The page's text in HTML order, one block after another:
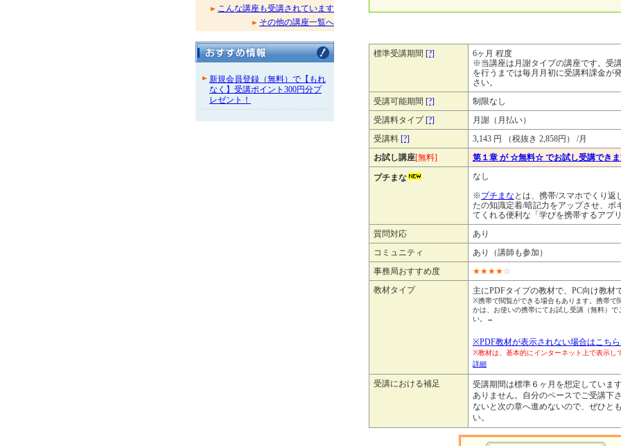
こんな講座も受講されています
その他の講座一覧へ
新規会員登録（無料）で【もれ
なく】受講ポイント300円分プ
レゼント！
標準受講期間 [?]
6ヶ月 程度
※当講座は月謝タイプの講座です。受
を行うまでは毎月月初に受講料課金が
さい。
受講可能期間 [?]
制限なし
受講料タイプ[?]
月謝（月払い）
受講料 [?]
3,143 円 （税抜き 2,858円） /月
お試し講座[無料] 第１章 が ☆無料☆ でお試し受講でき
プチまな
なし
※プチまな とは、携帯/スマホでくり返
たの知識定着/暗記力をアップさせ、ボ
てくれる便利な「学びを携帯するアプ
質問対応
あり
コミュニティ
あり（講師も参加）
事務局おすすめ度
★★★★☆
教材タイプ
主にPDFタイプの教材で、PC向け教材
※携帯で閲覧ができる場合もあります。携帯で
かは、お使いの携帯にてお試し受講（無料）で
い。→
※PDF教材が表示されない場合はこち
※教材は、基本的にインターネット上で表示
詳細
受講における補足
受講期間は標準６ヶ月を想定していま
ありません。自分のペースでご受講下
ないと次の章へ進めないので、ぜひと
い。